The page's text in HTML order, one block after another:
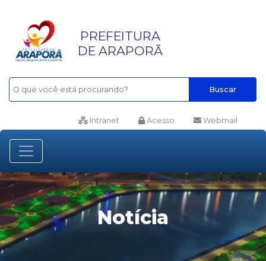
PREFEITURA
DE ARAPORÃ
Buscar
Intranet Acesso Webmail
Notícia